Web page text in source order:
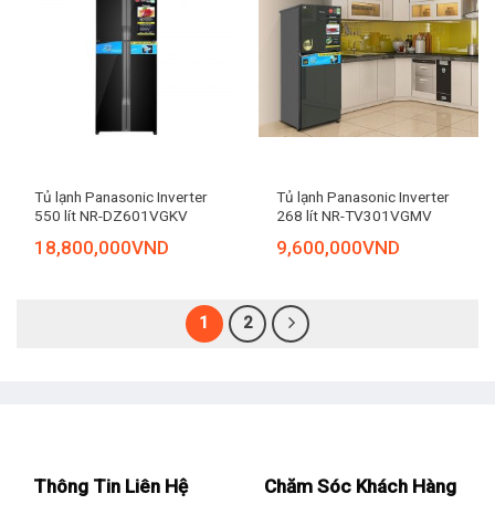
Tủ lạnh Panasonic Inverter
550 lít NR-DZ601VGKV
18,800,000VND
Tủ lạnh Panasonic Inverter
268 lít NR-TV301VGMV
9,600,000VND
1 2
Thông Tin Liên Hệ Chăm Sóc Khách Hàng